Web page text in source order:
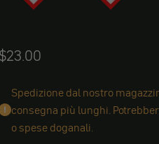
Angebot
$23.00
Spedizione dal nostro
consegna più lunghi.
o spese doganali.